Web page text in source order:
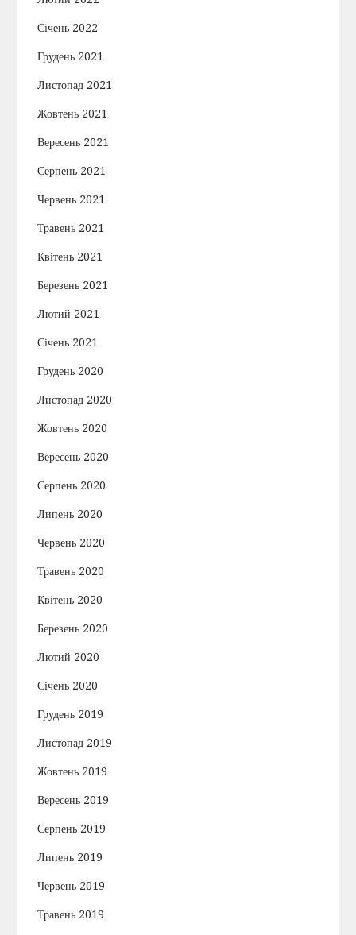
Січень 2022
Грудень 2021
Листопад 2021
Жовтень 2021
Вересень 2021
Серпень 2021
Червень 2021
Травень 2021
Квітень 2021
Березень 2021
Лютий 2021
Січень 2021
Грудень 2020
Листопад 2020
Жовтень 2020
Вересень 2020
Серпень 2020
Липень 2020
Червень 2020
Травень 2020
Квітень 2020
Березень 2020
Лютий 2020
Січень 2020
Грудень 2019
Листопад 2019
Жовтень 2019
Вересень 2019
Серпень 2019
Липень 2019
Червень 2019
Травень 2019